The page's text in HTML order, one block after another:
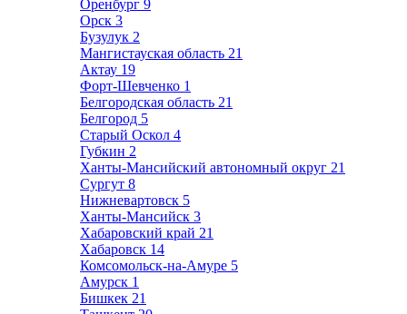
Оренбург 9
Орск 3
Бузулук 2
Мангистауская область 21
Актау 19
Форт-Шевченко 1
Белгородская область 21
Белгород 5
Старый Оскол 4
Губкин 2
Ханты-Мансийский автономный округ 21
Сургут 8
Нижневартовск 5
Ханты-Мансийск 3
Хабаровский край 21
Хабаровск 14
Комсомольск-на-Амуре 5
Амурск 1
Бишкек 21